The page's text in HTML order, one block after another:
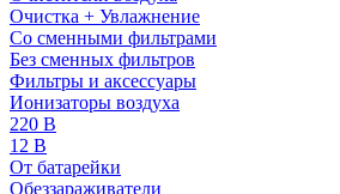
Очистка + Увлажнение
Cо сменными фильтрами
Без сменных фильтров
Фильтры и аксессуары
Ионизаторы воздуха
220 В
12 В
От батарейки
Обеззараживатели